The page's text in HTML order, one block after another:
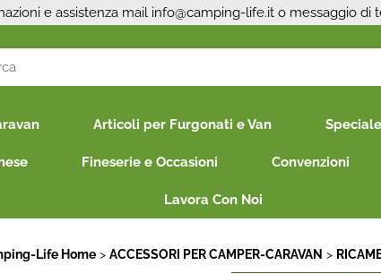
e assistenza mail info@camping-life.it o messaggio di
Articoli per Furgonati e Van
Fineserie e Occasioni Convenzioni
Lavora Con Noi
Life Home ACCESSORI PER CAMPER-CARAVAN